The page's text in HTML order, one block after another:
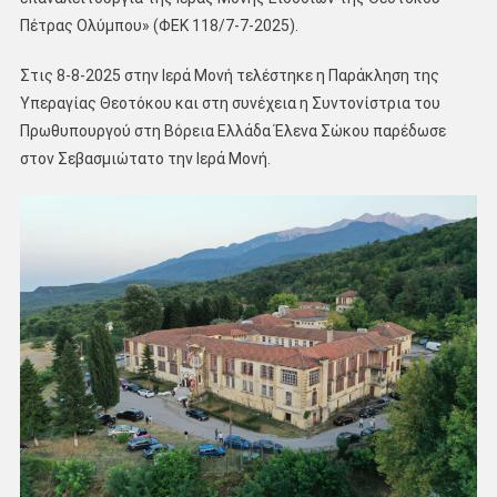
Πέτρας Ολύμπου» (ΦΕΚ 118/7-7-2025).
Στις 8-8-2025 στην Ιερά Μονή τελέστηκε η Παράκληση της
Υπεραγίας Θεοτόκου και στη συνέχεια η Συντονίστρια του
Πρωθυπουργού στη Βόρεια Ελλάδα Έλενα Σώκου παρέδωσε
στον Σεβασμιώτατο την Ιερά Μονή.